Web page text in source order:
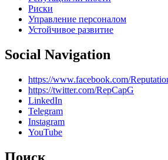
Риски
Управление персоналом
Устойчивое развитие
Social Navigation
https://www.facebook.com/
https://twitter.com/RepCapG
LinkedIn
Telegram
Instagram
YouTube
Поиск